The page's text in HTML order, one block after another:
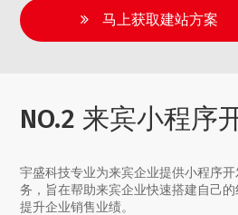
马上获取建站方案
NO.2 来宾小程序
宇盛科技专业为来宾企业提供小程序
务，旨在帮助来宾企业快速搭建自己
提升企业销售业绩。